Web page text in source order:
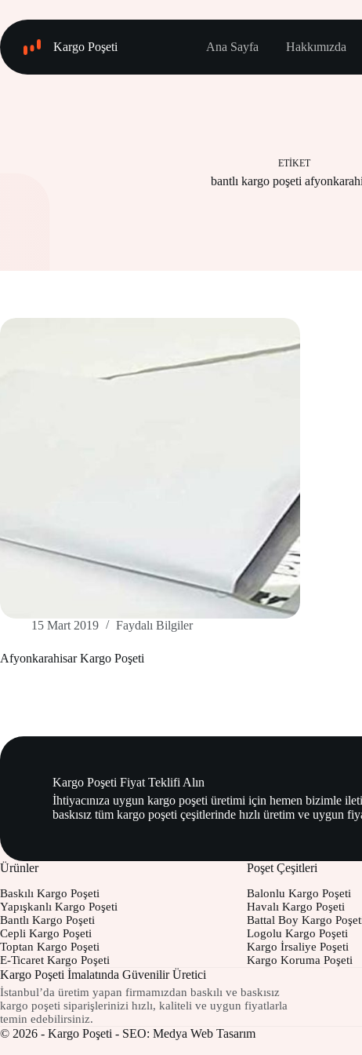
content
Kargo Poşeti
Ana Sayfa Hakkımızda
ETIKET
bantlı kargo poşeti
15 Mart 2019 Faydalı Bilgiler
Afyonkarahisar Kargo Poşeti
Kargo Poşeti Fiyat Teklifi Alın
İhtiyacınıza uygun kargo poşeti üretimi için hemen bizimle
baskısız tüm kargo poşeti çeşitlerinde hızlı üretim ve uygun
Ürünler
Baskılı Kargo Poşeti
Yapışkanlı Kargo Poşeti
Bantlı Kargo Poşeti
Cepli Kargo Poşeti
Toptan Kargo Poşeti
E-Ticaret Kargo Poşeti
Poşet Çeşitleri
Balonlu Kargo Poşeti
Havalı Kargo Poşeti
Battal Boy Kargo
Logolu Kargo Poşeti
Kargo İrsaliye Poşeti
Kargo Koruma Poşeti
Kargo Poşeti İmalatında Güvenilir Üretici
İstanbul’da üretim yapan firmamızdan baskılı ve baskısız
kargo poşeti siparişlerinizi hızlı, kaliteli ve uygun fiyatlarla
temin edebilirsiniz.
© 2026 - Kargo Poşeti - SEO: Medya Web Tasarım